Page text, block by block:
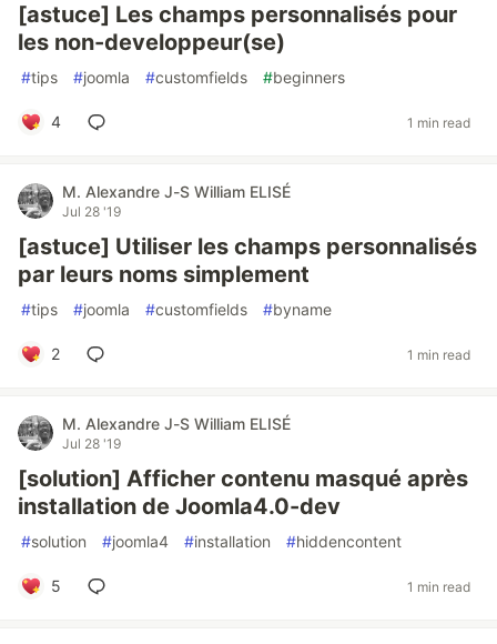
[astuce] Les champs personnalisés pour
les non-developpeur(se)
#tips #joomla #customfields #beginners
4 1 min read
M. Alexandre J-S William ELISÉ
Jul 28 '19
[astuce] Utiliser les champs personnalisés
par leurs noms simplement
#tips #joomla #customfields #byname
2 1 min read
M. Alexandre J-S William ELISÉ
Jul 28 '19
[solution] Afficher contenu masqué après
installation de Joomla4.0-dev
#solution #joomla4 #installation #hiddencontent
5 1 min read